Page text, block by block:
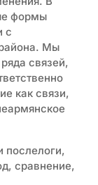
формы
с
Мы
связей,
как связи,
послелоги,
сравнение,